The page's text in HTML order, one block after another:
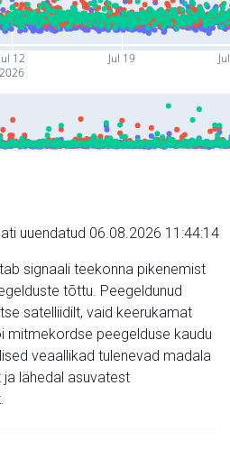
Jul 12
2026
Jul 19
uuendatud 06.08.2026 11:44:14
signaali teekonna pikenemist
tõttu. Peegeldunud
satelliidilt, vaid keerukamat
mitmekordse peegelduse kaudu
veaallikad tulenevad madala
lähedal asuvatest